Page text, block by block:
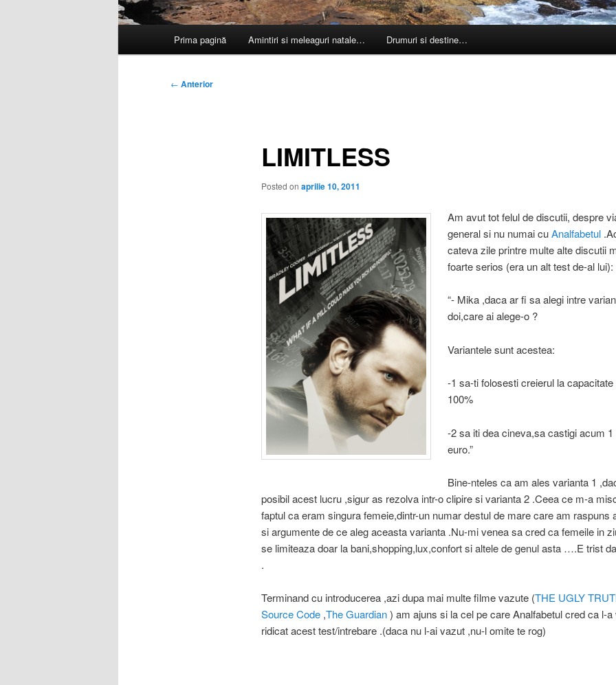
Prima pagină Amintiri si meleaguri natale… Drumuri si destine…
Navigare
← Anterior
LIMITLESS
Posted on aprilie 10, 2011
Am avut tot felul de discutii, despre
general si nu numai cuAnalfabetul
cateva zile printre multe alte discutii
foarte serios (era un alt test de-al lui):
“- Mika ,daca ar fi sa alegi intre
doi,care ai alege-o ?
Variantele sunt acestea:
-1 sa-ti folosesti creierul la
100%
-2 sa iti dea cineva,sa castigi acum
euro.”
Bine-nteles ca am ales varianta 1
posibil acest lucru ,sigur as rezolva intr-o clipire si varianta 2 .Ceea ce m-a
faptul ca eram singura femeie,dintr-un numar destul de mare care am raspuns
si argumente de ce aleg aceasta varianta .Nu-mi venea sa cred ca femeile in
se limiteaza doar la bani,shopping,lux,confort si altele de genul asta ….E trist
.
Terminand cu introducerea ,azi dupa mai multe filme vazute (THE UGLY
Source Code,The Guardian) am ajuns si la cel pe care Analfabetul cred ca l-
ridicat acest test/intrebare .(daca nu l-ai vazut ,nu-l omite te rog)